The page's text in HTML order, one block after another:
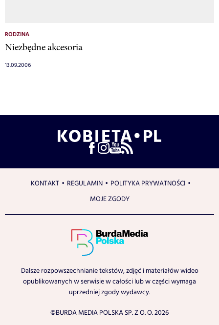
RODZINA
Niezbędne akcesoria
13.09.2006
KONTAKT REGULAMIN
POLITYKA PRYWATNOŚCI
MOJE ZGODY
Dalsze rozpowszechnianie tekstów, zdjęć i materiałów wideo
opublikowanych w serwisie w całości lub w części wymaga
uprzedniej zgody wydawcy.
©BURDA MEDIA POLSKA SP. Z O. O. 2026